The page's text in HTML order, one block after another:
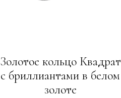
Золотое кольцо Квадрат
с бриллиантами в белом
золоте